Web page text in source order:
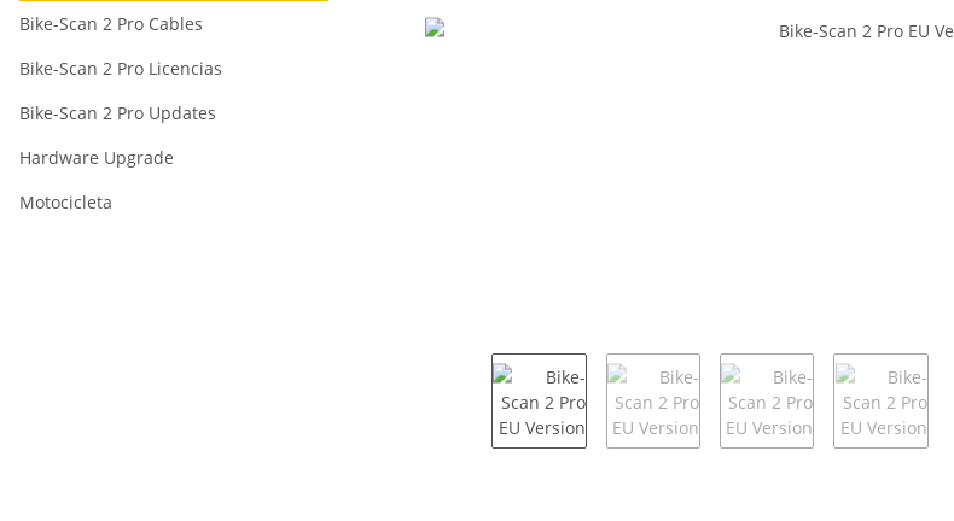
Bike-Scan 2 Pro Cables
Bike-Scan 2 Pro Licencias
Bike-Scan 2 Pro Updates
Hardware Upgrade
Motocicleta